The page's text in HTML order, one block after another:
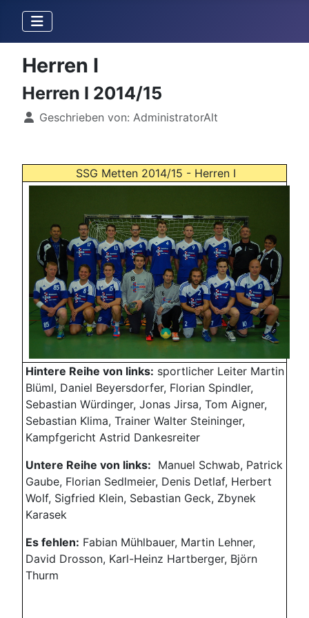
Herren I
Herren I 2014/15
DetailsGeschrieben von: AdministratorAlt
SSG Metten 2014/15 - Herren I
Hintere Reihe von links: sportlicher Leiter Martin
Blüml, Daniel Beyersdorfer, Florian Spindler,
Sebastian Würdinger, Jonas Jirsa, Tom Aigner,
Sebastian Klima, Trainer Walter Steininger,
Kampfgericht Astrid Dankesreiter
Untere Reihe von links: Manuel Schwab, Patrick
Gaube, Florian Sedlmeier, Denis Detlaf, Herbert
Wolf, Sigfried Klein, Sebastian Geck, Zbynek
Karasek
Es fehlen: Fabian Mühlbauer, Martin Lehner,
David Drosson, Karl-Heinz Hartberger, Björn
Thurm